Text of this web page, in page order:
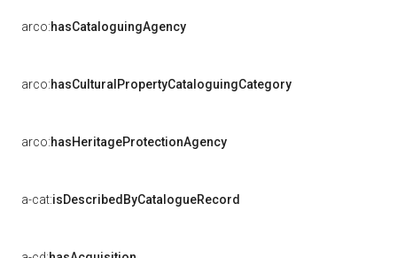
arco:hasCataloguingAgency
arco:hasCulturalPropertyCataloguingCategory
arco:hasHeritageProtectionAgency
a-cat:isDescribedByCatalogueRecord